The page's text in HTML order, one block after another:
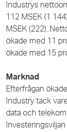
Industrys
112 MSEK (1
MSEK (222).
ökade med 11
ökade med 15
Marknad
Efterfrågan
Industry tack
data och